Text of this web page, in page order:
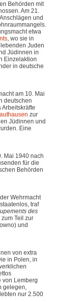
Behörden mit
Am 21.
und
etwa
, wo sie in
Juden
Jüdinnen in
Einzelaktion
in deutsche
am 10. Mai
deutschen
zur
Jüdinnen und
Eine
Mai 1940 nach
für die
Behörden
Wehrmacht
traf
des
Teil zur
und
von extra
in Polen, in
von Lemberg
gelegen,
nur 2.500